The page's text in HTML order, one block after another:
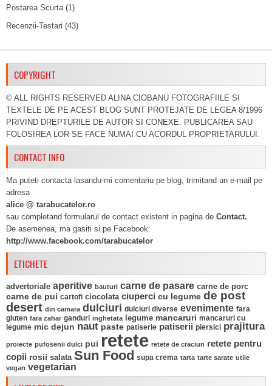
Postarea Scurta (1)
Recenzii-Testari (43)
COPYRIGHT
© ALL RIGHTS RESERVED ALINA CIOBANU FOTOGRAFIILE SI
TEXTELE DE PE ACEST BLOG SUNT PROTEJATE DE LEGEA 8/1996
PRIVIND DREPTURILE DE AUTOR SI CONEXE. PUBLICAREA SAU
FOLOSIREA LOR SE FACE NUMAI CU ACORDUL PROPRIETARULUI.
CONTACT INFO
Ma puteti contacta lasandu-mi comentariu pe blog, trimitand un e-mail pe
adresa
alice @ tarabucatelor.ro
sau completand formularul de contact existent in pagina de Contact.
De asemenea, ma gasiti si pe Facebook:
http://www.facebook.com/tarabucatelor
ETICHETE
advertoriale aperitive bauturi carne de pasare carne de porc
carne de pui cartofi ciocolata ciuperci cu legume de post
desert din camara dulciuri dulciuri diverse evenimente fara
gluten fara zahar ganduri inghetata legume mancaruri mancaruri cu
legume mic dejun naut paste patiserie patiserii piersici prajitura
proiecte pufosenii dulci pui retete retete de craciun retete pentru
copii rosii salata Sun Food supa crema tarta tarte sarate utile
vegan vegetarian